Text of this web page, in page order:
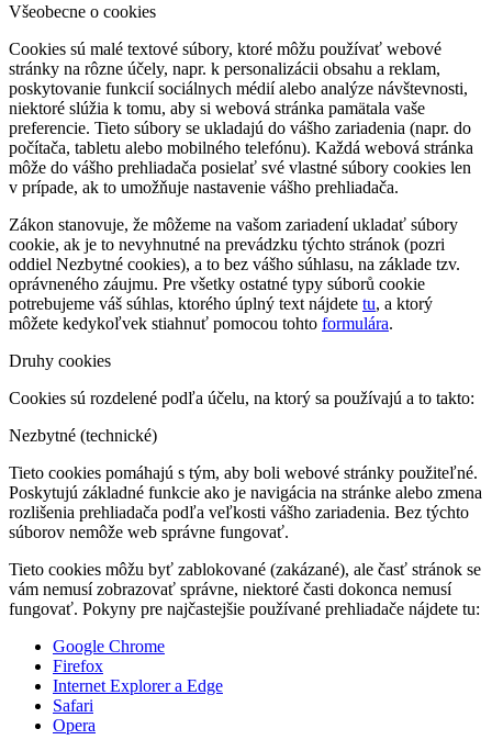
Všeobecne o cookies
Cookies sú malé textové súbory, ktoré môžu používať webové
stránky na rôzne účely, napr. k personalizácii obsahu a reklam,
poskytovanie funkcií sociálnych médií alebo analýze návštevnosti,
niektoré slúžia k tomu, aby si webová stránka pamätala vaše
preferencie. Tieto súbory se ukladajú do vášho zariadenia (napr. do
počítača, tabletu alebo mobilného telefónu). Každá webová stránka
môže do vášho prehliadača posielať své vlastné súbory cookies len
v prípade, ak to umožňuje nastavenie vášho prehliadača.
Zákon stanovuje, že môžeme na vašom zariadení ukladať súbory
cookie, ak je to nevyhnutné na prevádzku týchto stránok (pozri
oddiel Nezbytné cookies), a to bez vášho súhlasu, na základe tzv.
oprávneného záujmu. Pre všetky ostatné typy súborů cookie
potrebujeme váš súhlas, ktorého úplný text nájdete tu, a ktorý
môžete kedykoľvek stiahnuť pomocou tohto formulára.
Druhy cookies
Cookies sú rozdelené podľa účelu, na ktorý sa používajú a to takto:
Nezbytné (technické)
Tieto cookies pomáhajú s tým, aby boli webové stránky použiteľné.
Poskytujú základné funkcie ako je navigácia na stránke alebo zmena
rozlišenia prehliadača podľa veľkosti vášho zariadenia. Bez týchto
súborov nemôže web správne fungovať.
Tieto cookies môžu byť zablokované (zakázané), ale časť stránok se
vám nemusí zobrazovať správne, niektoré časti dokonca nemusí
fungovať. Pokyny pre najčastejšie používané prehliadače nájdete tu:
Google Chrome
Firefox
Internet Explorer a Edge
Safari
Opera